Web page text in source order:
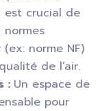
est crucial de
norme NF)
de l’air.
: Un espace de
pour